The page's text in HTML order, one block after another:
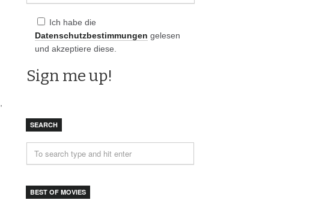
Ich habe die
Datenschutzbestimmungen gelesen
und akzeptiere diese.
SEARCH
BEST OF MOVIES